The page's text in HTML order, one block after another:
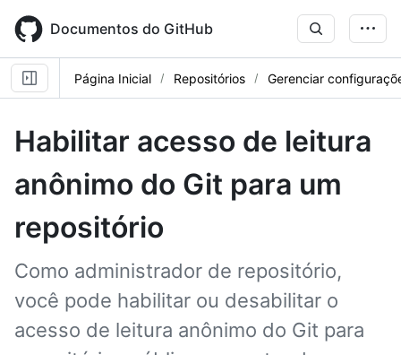
main
content
Documentos do GitHub
Página Inicial Repositórios Gerenciar
Habilitar acesso de leitura
anônimo do Git para um
repositório
Como administrador de repositório,
você pode habilitar ou desabilitar o
acesso de leitura anônimo do Git para